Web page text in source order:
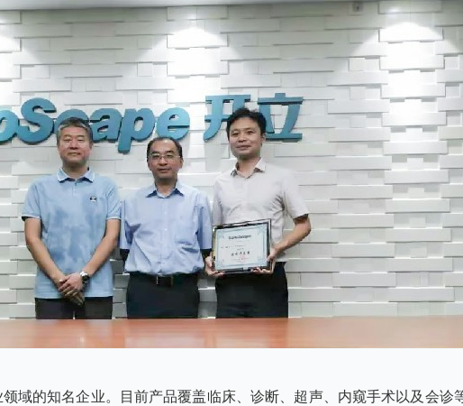
域的知名企业。目前产品覆盖临床、诊断、超声、内窥手术以及会诊